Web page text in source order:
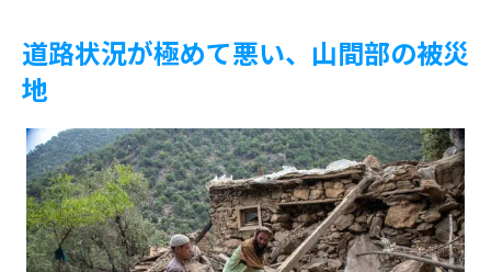
道路状況が極めて悪い、山間部の被災
地